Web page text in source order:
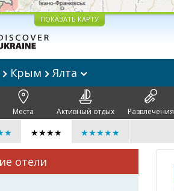
ПОКАЗАТЬ КАРТУ
Крым Ялта
Места Активный отдых Развлечения
★★★★ ★★★★★
отели